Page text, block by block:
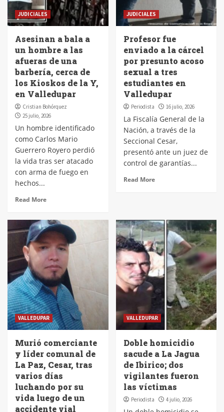
JUDICIALES
Asesinan a bala a
un hombre a las
afueras de una
barbería, cerca de
los Kioskos de la Y,
en Valledupar
Cristian Bohórquez
25 julio, 2026
Un hombre identificado
como Carlos Mario
Guerrero Royero perdió
la vida tras ser atacado
con arma de fuego en
hechos...
Read More
JUDICIALES
Profesor fue
enviado a la cárcel
por presunto acoso
sexual a tres
estudiantes en
Valledupar
Periodista 16 julio, 2026
La Fiscalía General de la
Nación, a través de la
Seccional Cesar,
presentó ante un juez de
control de garantías...
Read More
VALLEDUPAR
Murió comerciante
y líder comunal de
La Paz, Cesar, tras
varios días
luchando por su
vida luego de un
accidente vial
VALLEDUPAR
Doble homicidio
sacude a La Jagua
de Ibirico; dos
vigilantes fueron
las víctimas
Periodista 4 julio, 2026